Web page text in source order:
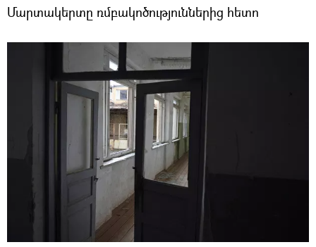
Մարտակերտը ռմբակոծություններից հետո